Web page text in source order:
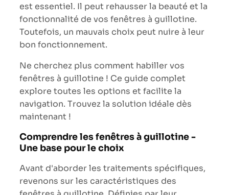
est essentiel. Il peut rehausser la beauté et la
fonctionnalité de vos fenêtres à guillotine.
Toutefois, un mauvais choix peut nuire à leur
bon fonctionnement.
Ne cherchez plus comment habiller vos
fenêtres à guillotine ! Ce guide complet
explore toutes les options et facilite la
navigation. Trouvez la solution idéale dès
maintenant !
Comprendre les fenêtres à guillotine -
Une base pour le choix
Avant d'aborder les traitements spécifiques,
revenons sur les caractéristiques des